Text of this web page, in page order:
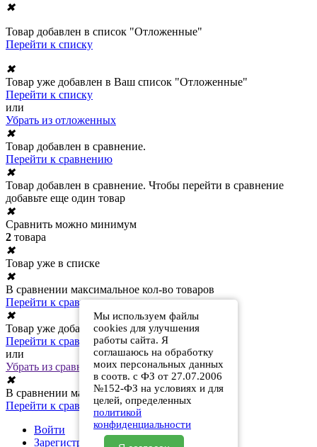
Мы используем файлы
cookies для улучшения
работы сайта. Я
соглашаюсь на обработку
моих персональных данных
в соотв. с ФЗ от 27.07.2006
№152-ФЗ на условиях и для
целей, определенных
политикой
конфиденциальности
✖
Товар добавлен в список "Отложенные"
Перейти к списку
✖
Товар уже добавлен в Ваш список "Отложенные"
Перейти к списку
или
Убрать из отложенных
✖
Товар добавлен в сравнение.
Перейти к сравнению
✖
Товар добавлен в сравнение. Чтобы перейти в сравнение
добавьте еще один товар
✖
Сравнить можно минимум
2 товара
✖
Товар уже в списке
✖
В сравнении максимальное кол-во товаров
Перейти к сравнению
✖
Товар уже добавлен в сравнение
Перейти к сравнению
или
Убрать из сравнения
✖
В сравнении максимальное кол-во товаров
Перейти к сравнению
Войти
Зарегистрироваться